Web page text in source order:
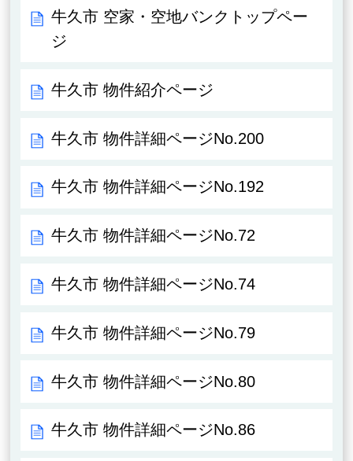
牛久市 空家・空地バンクトップペー
ジ
牛久市 物件紹介ページ
牛久市 物件詳細ページNo.200
牛久市 物件詳細ページNo.192
牛久市 物件詳細ページNo.72
牛久市 物件詳細ページNo.74
牛久市 物件詳細ページNo.79
牛久市 物件詳細ページNo.80
牛久市 物件詳細ページNo.86